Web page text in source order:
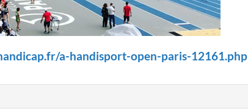
a-handisport-open-paris-12161.php